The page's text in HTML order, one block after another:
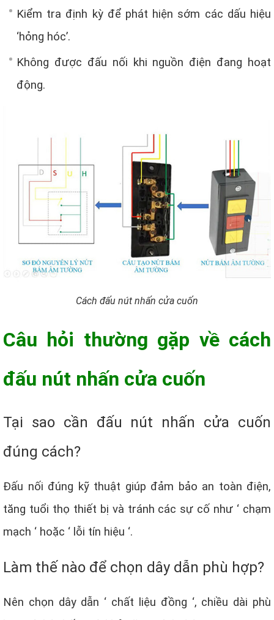
Kiểm tra định kỳ để phát hiện sớm các dấu hiệu
‘hỏng hóc’.
Không được đấu nối khi nguồn điện đang hoạt
động.
Cách đấu nút nhấn cửa cuốn
Câu hỏi thường gặp về cách
đấu nút nhấn cửa cuốn
Tại sao cần đấu nút nhấn cửa cuốn
đúng cách?
Đấu nối đúng kỹ thuật giúp đảm bảo an toàn điện,
tăng tuổi thọ thiết bị và tránh các sự cố như ‘ chạm
mạch ‘ hoặc ‘ lỗi tín hiệu ‘.
Làm thế nào để chọn dây dẫn phù hợp?
Nên chọn dây dẫn ‘ chất liệu đồng ‘, chiều dài phù